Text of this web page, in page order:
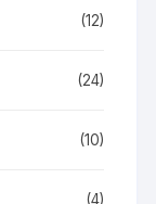
(12)
(24)
(10)
(4)